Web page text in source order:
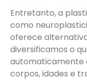
Entretanto, a
como
oferece
diversificamos o
automaticamente
corpos, idades e